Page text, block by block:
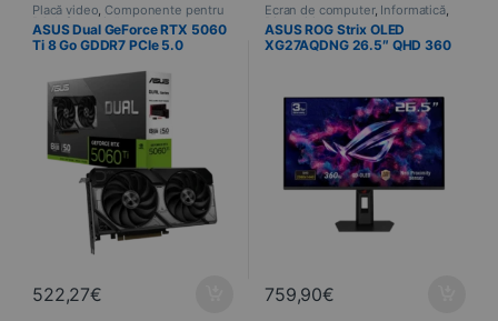
Placă video Componente pentru
PC, Informatică
ASUS Dual GeForce RTX 5060
Ti 8 Go GDDR7 PCIe 5.0
522,27€
Ecran de computer, Informatică,
Dispozitive
ASUS ROG Strix OLED
XG27AQDNG 26.5″ QHD 360
759,90€